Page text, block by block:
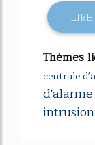
LIRE
Thèmes
centrale
intrusion